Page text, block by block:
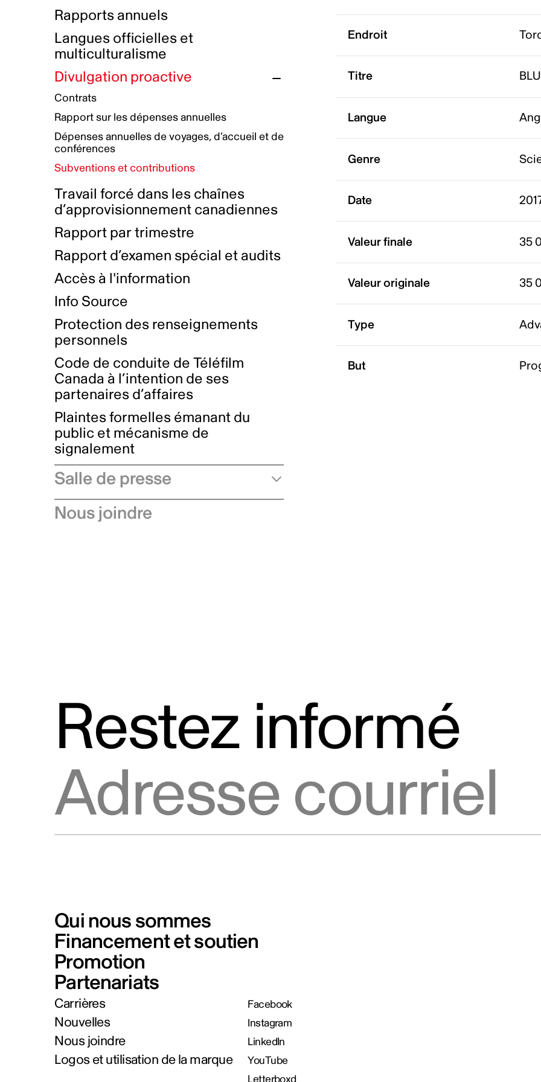
Initiatives autochtones
Plan de réconciliation autochtone
Groupe de travail autochtone
Principes directeurs sur le
harcèlement
Plan d’action pour la parité
Plan d'équité, de diversité,
d'inclusion et d'accessibilité
Boîte à outils pour le récit authentique
Collecte de données et l’auto-identification
Plan d'accessibilité
Rémunération et avantages
Prix et certifications
Nos valeurs d’entreprise
Rapports annuels
Langues officielles et
multiculturalisme
Divulgation proactive
Contrats
Rapport sur les dépenses annuelles
Dépenses annuelles de voyages, d’accueil et de
conférences
Subventions et contributions
Travail forcé dans les chaînes
d’approvisionnement canadiennes
Rapport par trimestre
Rapport d’examen spécial et audits
Accès à l'information
Info Source
Protection des renseignements
personnels
Code de conduite de Téléfilm
Canada à l’intention de ses
partenaires d’affaires
Plaintes formelles émanant du
public et mécanisme de
signalement
Salle de presse
Communiqués de presse
Nous joindre
Endroit
Titre
Langue
Genre
Date
Valeur finale 35
Valeur originale 35
Type
But
Restez informé
Qui nous sommes
Financement et soutien
Promotion
Partenariats
Carrières
Nouvelles
Nous joindre
Logos et utilisation de la marque
Facebook
Instagram
LinkedIn
YouTube
Letterboxd